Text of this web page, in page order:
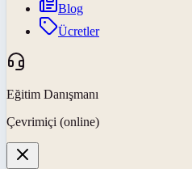
Blog
Ücretler
Eğitim Danışmanı
Çevrimiçi (online)